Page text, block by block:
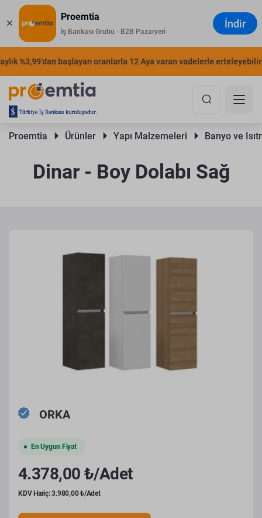
Proemtia
İş Bankası Grubu - B2B Pazaryeri
İndir
%3,99'dan başlayan oranlarla 12 Aya varan vadelerle
Proemtia Ürünler Yapı Malzemeleri Banyo ve
Dinar - Boy Dolabı Sağ
ORKA
En Uygun Fiyat
4.378,00 ₺/Adet
KDV Hariç: 3.980,00 ₺/Adet